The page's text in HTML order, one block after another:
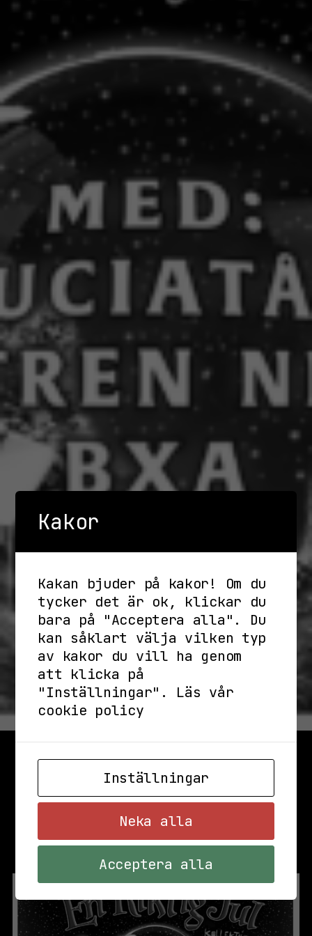
Kakor
Kakan bjuder på kakor! Om du
tycker det är ok, klickar du
bara på "Acceptera alla". Du
kan såklart välja vilken typ
av kakor du vill ha genom
att klicka på
"Inställningar". Läs vår
cookie policy
Inställningar
Neka alla
Acceptera alla